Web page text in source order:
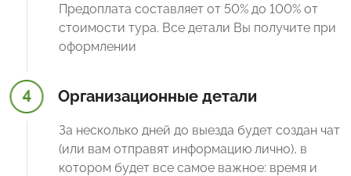
Предоплата составляет от 50% до 100% от
стоимости тура. Все детали Вы получите при
оформлении
4 Организационные детали
За несколько дней до выезда будет создан чат
(или вам отправят информацию лично), в
котором будет все самое важное: время и